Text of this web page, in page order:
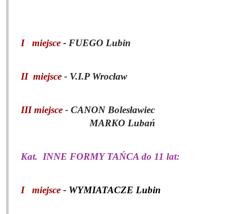
I miejsce - FUEGO Lubin
II miejsce - V.I.P Wrocław
III miejsce - CANON Bolesławiec
MARKO Lubań
Kat. INNE FORMY TAŃCA do 11 lat:
I miejsce - WYMIATACZE Lubin